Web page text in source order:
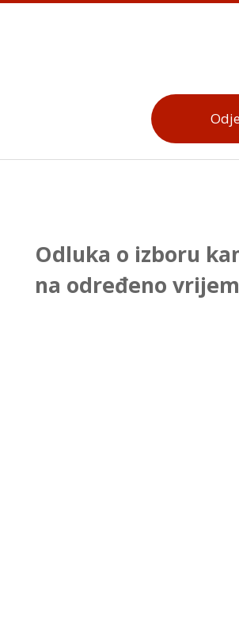
Odluka o izboru
na određeno